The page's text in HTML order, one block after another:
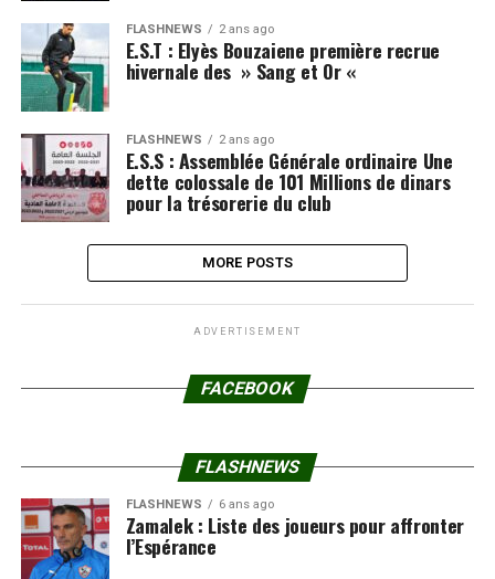
FLASHNEWS 2 ans ago
E.S.T : Elyès Bouzaiene première recrue
hivernale des » Sang et Or «
FLASHNEWS 2 ans ago
E.S.S : Assemblée Générale ordinaire Une
dette colossale de 101 Millions de dinars
pour la trésorerie du club
MORE POSTS
ADVERTISEMENT
FACEBOOK
FLASHNEWS
FLASHNEWS 6 ans ago
Zamalek : Liste des joueurs pour affronter
l’Espérance